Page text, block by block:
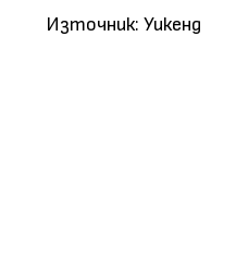
Източник: Уикенд